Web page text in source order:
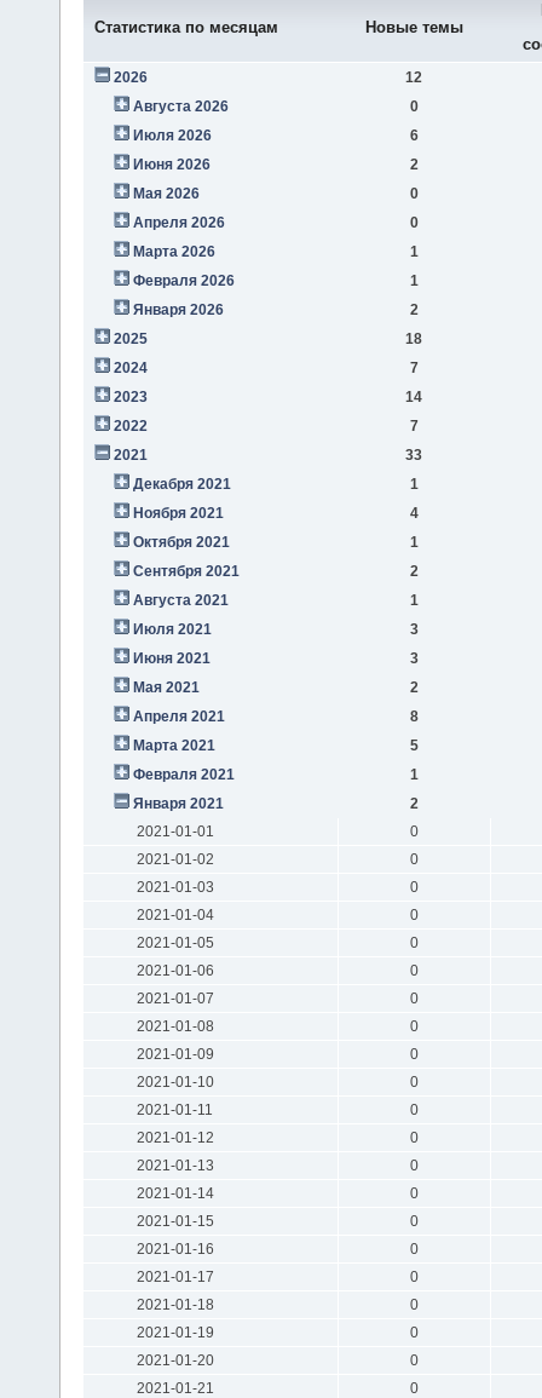
Статистика по месяцам Новые темы
2026
12
Августа 2026
0
Июля 2026
6
Июня 2026
2
Мая 2026
0
Апреля 2026
0
Марта 2026
1
Февраля 2026
1
Января 2026
2
2025
18
2024
7
2023
14
2022
7
2021
33
Декабря 2021
1
Ноября 2021
4
Октября 2021
1
Сентября 2021
2
Августа 2021
1
Июля 2021
3
Июня 2021
3
Мая 2021
2
Апреля 2021
8
Марта 2021
5
Февраля 2021
1
Января 2021
2
2021-01-01
0
2021-01-02
0
2021-01-03
0
2021-01-04
0
2021-01-05
0
2021-01-06
0
2021-01-07
0
2021-01-08
0
2021-01-09
0
2021-01-10
0
2021-01-11
0
2021-01-12
0
2021-01-13
0
2021-01-14
0
2021-01-15
0
2021-01-16
0
2021-01-17
0
2021-01-18
0
2021-01-19
0
2021-01-20
0
2021-01-21
0